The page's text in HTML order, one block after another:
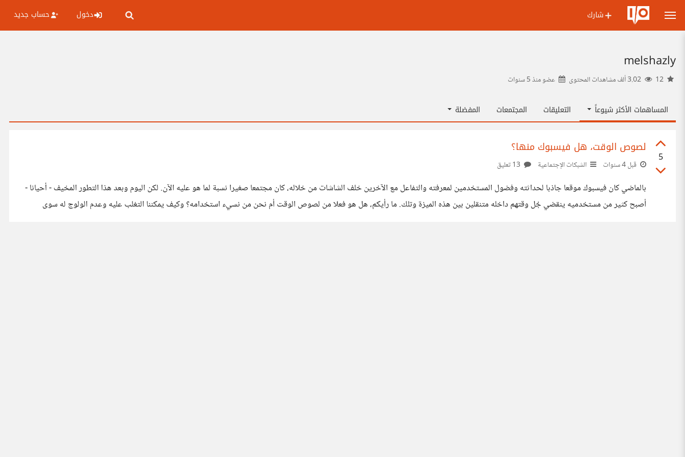
شارك دخول حساب جديد
melshazly
عضو منذ5 سنوات
المساهمات الأكثر شيوعاً التعليقات المجتمعات المفضلة
5
لصوص الوقت، هل فيسبوك منها؟
قبل 4 سنوات الشبكات الإجتماعية
بالماضي كان فيسبوك موقعا جاذبا لحداثته وفضول المستخدمين لمعرفته والتفاعل مع الآخرين خلف الشاشات من خلاله، كان مجتمعا صغيرا نسبة لما هو عليه الآن. لكن اليوم وبعد هذا التطور المخيف - أحيانا -
أصبح كثير من مستخدميه ينقضي جُل وقتهم داخله متنقلين بين هذه الميزة وتلك. ما رأيكم، هل هو فعلا من لصوص الوقت أم نحن من نسيء استخدامه؟ وكيف يمكننا التغلب عليه وعدم الولوج له سوى